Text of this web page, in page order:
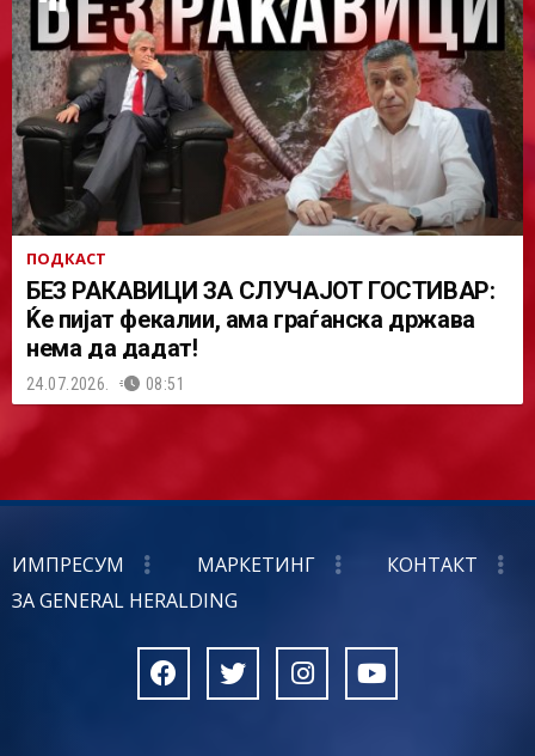
ПОДКАСТ
БЕЗ РАКАВИЦИ ЗА СЛУЧАЈОТ ГОСТИВАР:
Ќе пијат фекалии, ама граѓанска држава
нема да дадат!
24.07.2026. 08:51
ИМПРЕСУМ МАРКЕТИНГ
КОНТАКТ
ЗА GENERAL HERALDING